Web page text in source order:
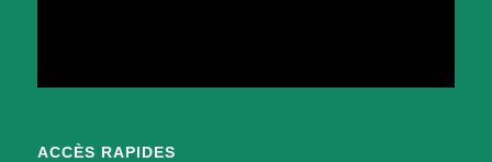
ACCÈS RAPIDES